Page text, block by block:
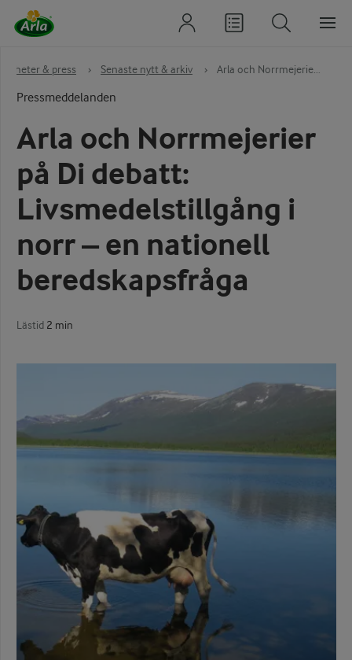
Nyheter & press › Senaste nytt & arkiv › Arla och Norrmejerie...
Pressmeddelanden
Arla och Norrmejerier
på Di debatt:
Livsmedelstillgång i
norr – en nationell
beredskapsfråga
Lästid 2 min